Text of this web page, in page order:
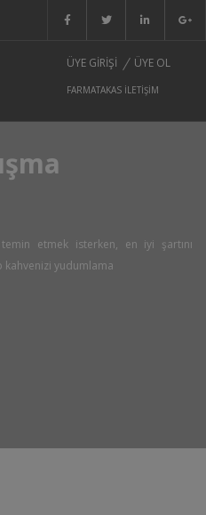
ÜYE GIRIŞI ÜYE OL
FARMATAKAS İLETIŞIM
etmek isterken, en iyi şartını
kahvenizi yudumlama